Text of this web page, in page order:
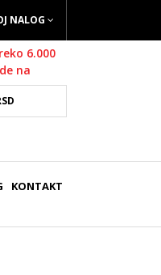
NALOG
6.000
na
KONTAKT